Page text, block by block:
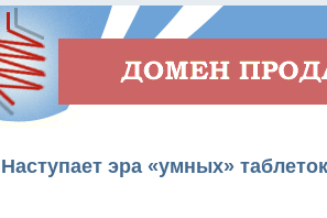
Наступает эра «умных» таблеток